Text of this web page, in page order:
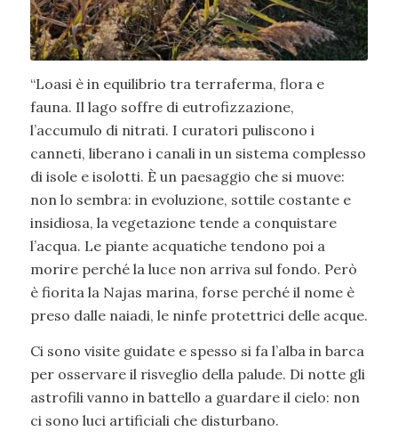
“Loasi è in equilibrio tra terraferma, flora e
fauna. Il lago soffre di eutrofizzazione,
l’accumulo di nitrati. I curatori puliscono i
canneti, liberano i canali in un sistema complesso
di isole e isolotti. È un paesaggio che si muove:
non lo sembra: in evoluzione, sottile costante e
insidiosa, la vegetazione tende a conquistare
l’acqua. Le piante acquatiche tendono poi a
morire perché la luce non arriva sul fondo. Però
è fiorita la Najas marina, forse perché il nome è
preso dalle naiadi, le ninfe protettrici delle acque.
Ci sono visite guidate e spesso si fa l’alba in barca
per osservare il risveglio della palude. Di notte gli
astrofili vanno in battello a guardare il cielo: non
ci sono luci artificiali che disturbano.